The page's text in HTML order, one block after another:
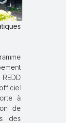
à
de
des